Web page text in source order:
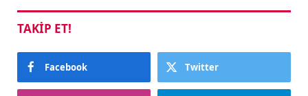
TAKIP ET!
Facebook Twitter